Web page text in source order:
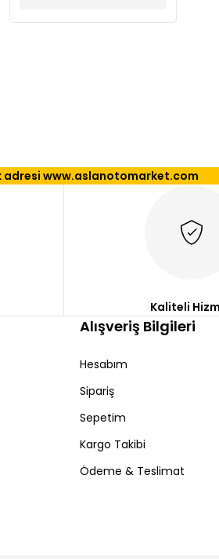
adresi www.aslanotomarket.com
Kaliteli
Alışveriş Bilgileri
Hesabım
Sipariş
Sepetim
Kargo Takibi
Ödeme & Teslimat